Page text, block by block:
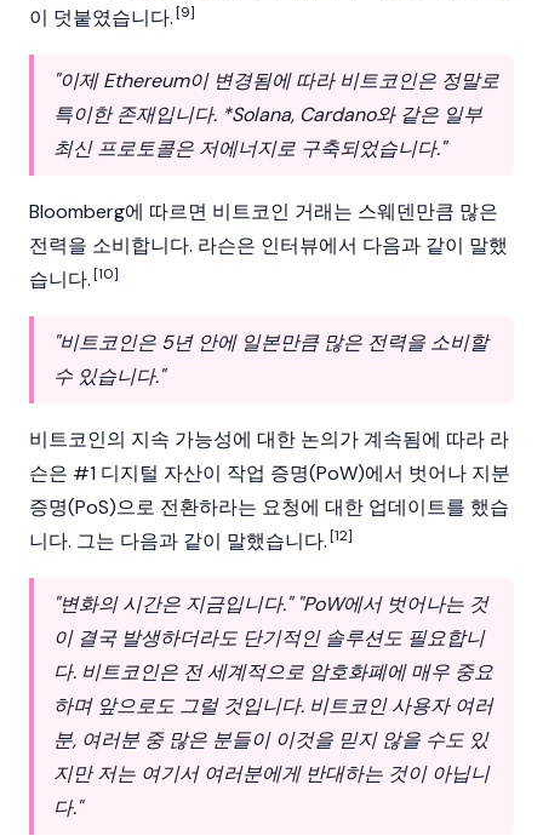
이 덧붙였습니다.[9]
"이제 Ethereum이 변경됨에 따라 비트코인은 정말로
특이한 존재입니다. *Solana, Cardano와 같은 일부
최신 프로토콜은 저에너지로 구축되었습니다."
Bloomberg에 따르면 비트코인 거래는 스웨덴만큼 많은
전력을 소비합니다. 라슨은 인터뷰에서 다음과 같이 말했
습니다.[10]
"비트코인은 5년 안에 일본만큼 많은 전력을 소비할
수 있습니다."
비트코인의 지속 가능성에 대한 논의가 계속됨에 따라 라
슨은 #1 디지털 자산이 작업 증명(PoW)에서 벗어나 지분
증명(PoS)으로 전환하라는 요청에 대한 업데이트를 했습
니다. 그는 다음과 같이 말했습니다.[12]
"변화의 시간은 지금입니다." "PoW에서 벗어나는 것
이 결국 발생하더라도 단기적인 솔루션도 필요합니
다. 비트코인은 전 세계적으로 암호화폐에 매우 중요
하며 앞으로도 그럴 것입니다. 비트코인 사용자 여러
분, 여러분 중 많은 분들이 이것을 믿지 않을 수도 있
지만 저는 여기서 여러분에게 반대하는 것이 아닙니
다."